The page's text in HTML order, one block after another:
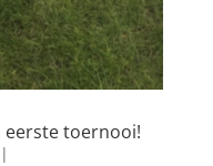
eerste toernooi!